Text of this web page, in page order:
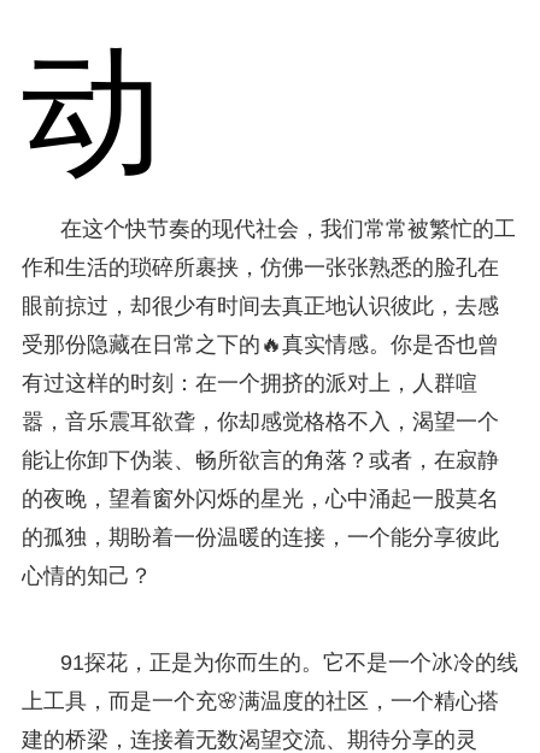
动
在这个快节奏的现代社会，我们常常被繁忙的工
作和生活的琐碎所裹挟，仿佛一张张熟悉的脸孔在
眼前掠过，却很少有时间去真正地认识彼此，去感
受那份隐藏在日常之下的🔥真实情感。你是否也曾
有过这样的时刻：在一个拥挤的派对上，人群喧
嚣，音乐震耳欲聋，你却感觉格格不入，渴望一个
能让你卸下伪装、畅所欲言的角落？或者，在寂静
的夜晚，望着窗外闪烁的星光，心中涌起一股莫名
的孤独，期盼着一份温暖的连接，一个能分享彼此
心情的知己？
91探花，正是为你而生的。它不是一个冰冷的线
上工具，而是一个充🌸满温度的社区，一个精心搭
建的桥梁，连接着无数渴望交流、期待分享的灵